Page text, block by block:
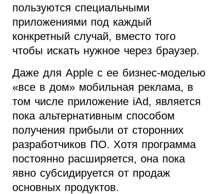
пользуются специальными
приложениями под каждый
конкретный случай, вместо того
чтобы искать нужное через браузер.
Даже для Apple с ее бизнес-моделью
«все в дом» мобильная реклама, в
том числе приложение iAd, является
пока альтернативным способом
получения прибыли от сторонних
разработчиков ПО. Хотя программа
постоянно расширяется, она пока
явно субсидируется от продаж
основных продуктов.